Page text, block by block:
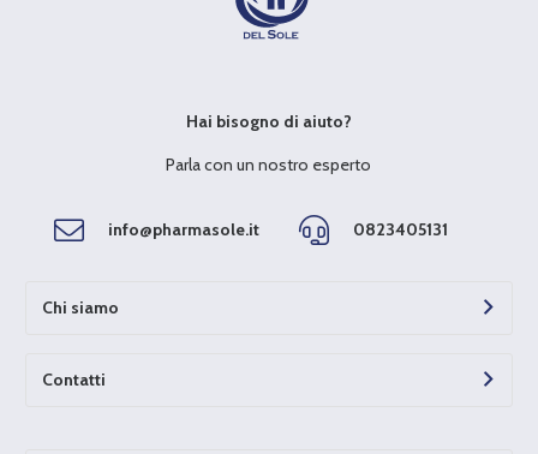
Hai bisogno di aiuto?
Parla con un nostro esperto
info@pharmasole.it 0823405131
Chi siamo
Contatti